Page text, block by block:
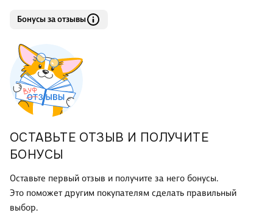
Бонусы за отзывы
ОСТАВЬТЕ ОТЗЫВ И ПОЛУЧИТЕ
БОНУСЫ
Оставьте первый отзыв и получите за него бонусы.
Это поможет другим покупателям сделать правильный
выбор.